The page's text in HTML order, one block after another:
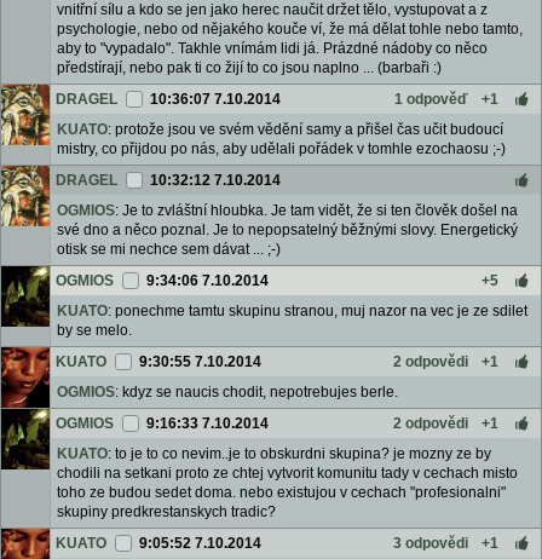
vnitřní sílu a kdo se jen jako herec naučit držet tělo, vystupovat a z
psychologie, nebo od nějakého kouče ví, že má dělat tohle nebo tamto,
aby to "vypadalo". Takhle vnímám lidi já. Prázdné nádoby co něco
předstírají, nebo pak ti co žijí to co jsou naplno ... (barbaři :)
DRAGEL
10:36:07 7.10.2014 1 odpověď
+1
KUATO: protože jsou ve svém vědění samy a přišel čas učit budoucí
mistry, co přijdou po nás, aby udělali pořádek v tomhle ezochaosu ;-)
DRAGEL
10:32:12 7.10.2014
OGMIOS: Je to zvláštní hloubka. Je tam vidět, že si ten člověk došel na
své dno a něco poznal. Je to nepopsatelný běžnými slovy. Energetický
otisk se mi nechce sem dávat ... ;-)
OGMIOS
9:34:06 7.10.2014
+5
KUATO: ponechme tamtu skupinu stranou, muj nazor na vec je ze sdilet
by se melo.
KUATO
9:30:55 7.10.2014 2 odpovědi
+1
OGMIOS: kdyz se naucis chodit, nepotrebujes berle.
OGMIOS
9:16:33 7.10.2014 2 odpovědi
+1
KUATO: to je to co nevim..je to obskurdni skupina? je mozny ze by
chodili na setkani proto ze chtej vytvorit komunitu tady v cechach misto
toho ze budou sedet doma. nebo existujou v cechach "profesionalni"
skupiny predkrestanskych tradic?
KUATO
9:05:52 7.10.2014 3 odpovědi
+1